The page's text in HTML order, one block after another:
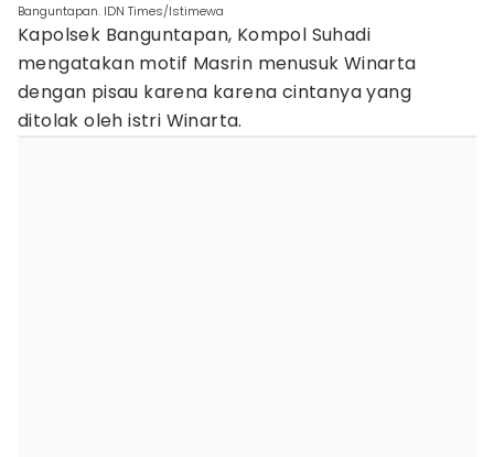
Banguntapan. IDN Times/Istimewa
Kapolsek Banguntapan, Kompol Suhadi
mengatakan motif Masrin menusuk Winarta
dengan pisau karena karena cintanya yang
ditolak oleh istri Winarta.